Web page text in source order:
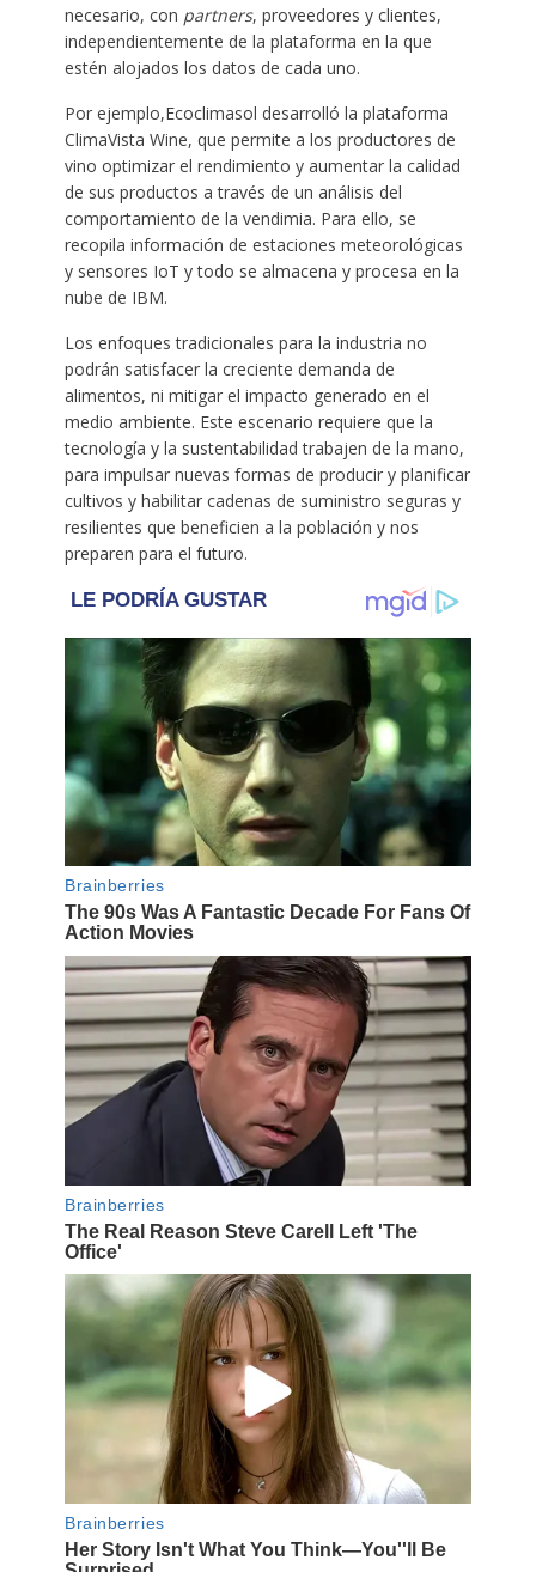
necesario, con partners, proveedores y clientes,
independientemente de la plataforma en la que
estén alojados los datos de cada uno.
Por ejemplo,Ecoclimasol desarrolló la plataforma
ClimaVista Wine, que permite a los productores de
vino optimizar el rendimiento y aumentar la calidad
de sus productos a través de un análisis del
comportamiento de la vendimia. Para ello, se
recopila información de estaciones meteorológicas
y sensores IoT y todo se almacena y procesa en la
nube de IBM.
Los enfoques tradicionales para la industria no
podrán satisfacer la creciente demanda de
alimentos, ni mitigar el impacto generado en el
medio ambiente. Este escenario requiere que la
tecnología y la sustentabilidad trabajen de la mano,
para impulsar nuevas formas de producir y planificar
cultivos y habilitar cadenas de suministro seguras y
resilientes que beneficien a la población y nos
preparen para el futuro.